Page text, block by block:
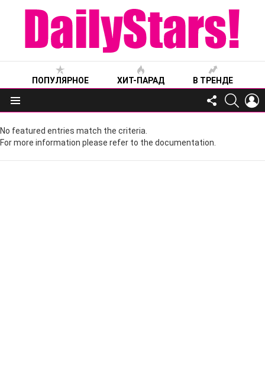
ПОПУЛЯРНОЕ ХИТ-ПАРАД В ТРЕНДЕ
Меню
FOLLOW
US
No featured entries match the criteria.
For more information please refer to the documentation.